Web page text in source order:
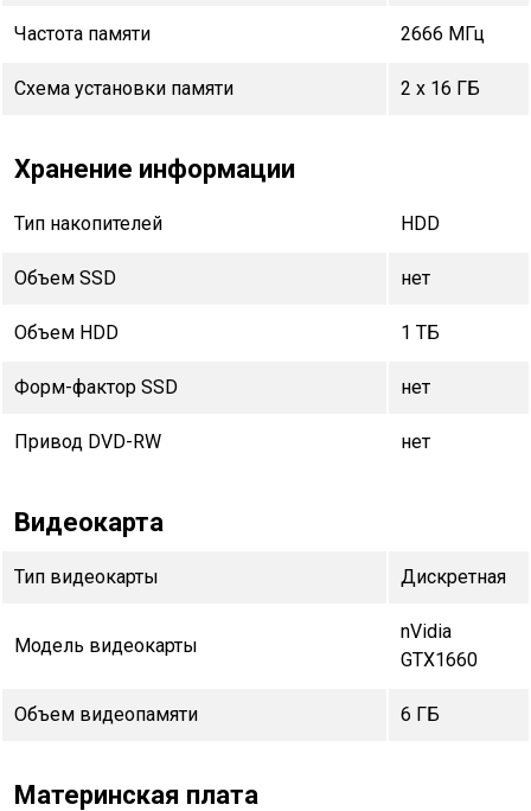
Частота памяти 2666 МГц
Схема установки памяти 2 x 16 ГБ
Хранение информации
Тип накопителей HDD
Объем SSD нет
Объем HDD 1 TБ
Форм-фактор SSD нет
Привод DVD-RW нет
Видеокарта
Тип видеокарты Дискретная
Модель видеокарты
nVidia
GTX1660
Объем видеопамяти 6 ГБ
Материнская плата